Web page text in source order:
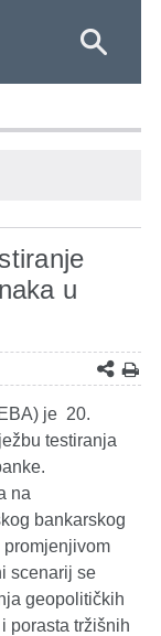
u
je 20.
testiranja
na
bankarskog
promjenjivom
scenarij se
geopolitičkih
porasta tržišnih